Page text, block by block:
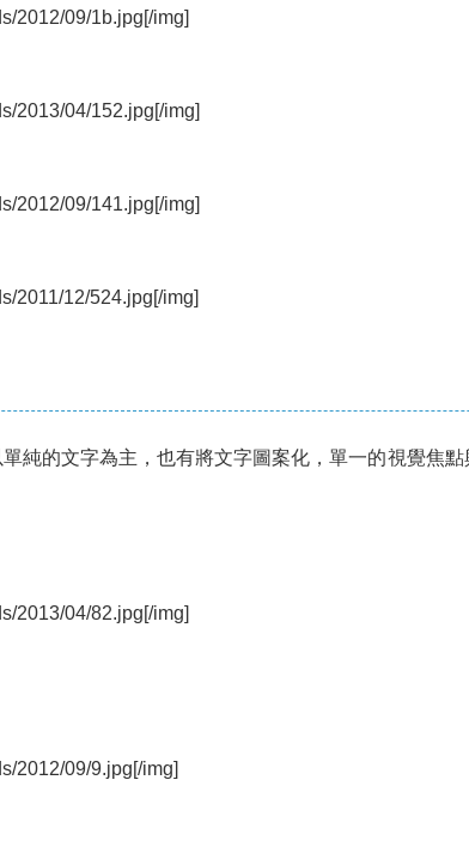
2012/09/1b.jpg[/img]
2013/04/152.jpg[/img]
2012/09/141.jpg[/img]
2011/12/524.jpg[/img]
純的文字為主，也有將文字圖案化，單一的視覺焦
2013/04/82.jpg[/img]
2012/09/9.jpg[/img]